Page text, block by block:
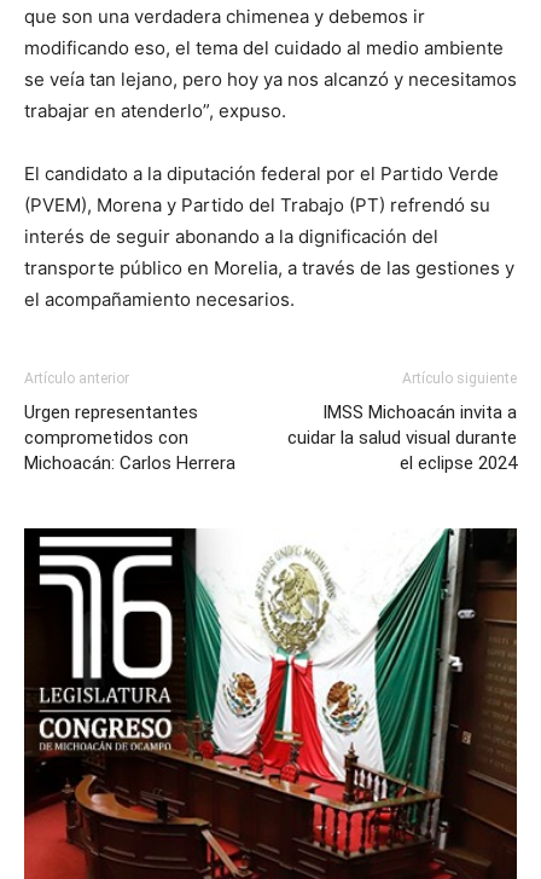
que son una verdadera chimenea y debemos ir
modificando eso, el tema del cuidado al medio ambiente
se veía tan lejano, pero hoy ya nos alcanzó y necesitamos
trabajar en atenderlo”, expuso.
El candidato a la diputación federal por el Partido Verde
(PVEM), Morena y Partido del Trabajo (PT) refrendó su
interés de seguir abonando a la dignificación del
transporte público en Morelia, a través de las gestiones y
el acompañamiento necesarios.
Artículo anterior
Urgen representantes
comprometidos con
Michoacán: Carlos Herrera
Artículo siguiente
IMSS Michoacán invita a
cuidar la salud visual durante
el eclipse 2024